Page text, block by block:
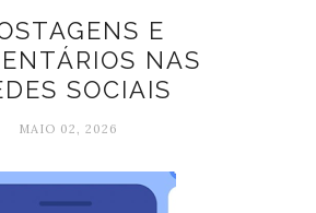
E
NAS
SOCIAIS
MAIO 02, 2026